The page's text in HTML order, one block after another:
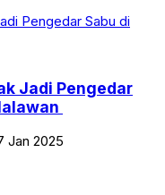
Jadi Pengedar
Jan 2025